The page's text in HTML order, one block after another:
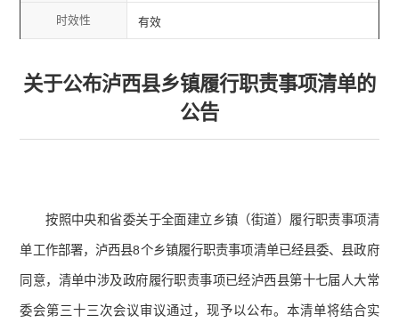
时效性 有效
关于公布泸西县乡镇履行职责事项清单的
公告
按照中央和省委关于全面建立乡镇（街道）履行职责事项清
单工作部署，泸西县8个乡镇履行职责事项清单已经县委、县政府
同意，清单中涉及政府履行职责事项已经泸西县第十七届人大常
委会第三十三次会议审议通过，现予以公布。本清单将结合实